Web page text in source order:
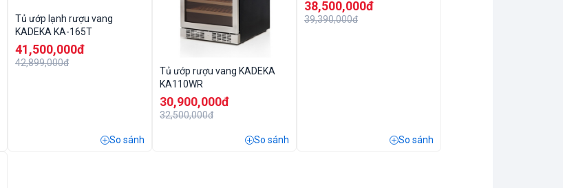
Tủ ướp lạnh rượu vang
KADEKA KA-165T
41,500,000đ
42,899,000đ
So sánh
Tủ ướp rượu vang KADEKA
KA110WR
30,900,000đ
32,500,000đ
So sánh
38,500,000đ
39,390,000đ
So sánh